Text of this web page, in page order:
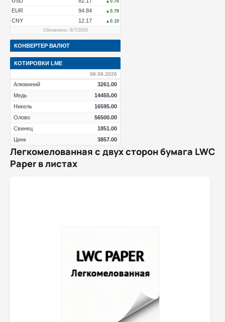
▲0.76
EUR 94.84 ▲0.78
CNY 12.17
▲0.10
Обновлено: 8/7/2026
КОНВЕРТЕР ВАЛЮТ
КОТИРОВКИ LME
06.08.2026
Алюминий
3261.00
Медь
14455.00
Никель
16595.00
Олово
56500.00
Свинец
1851.00
Цинк
3857.00
Легкомелованная с двух сторон бумага LWC
Paper в листах